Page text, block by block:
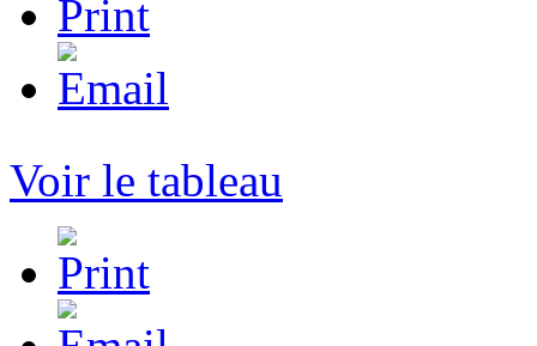
Voir le tableau